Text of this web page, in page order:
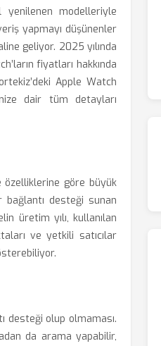
yenilenen modelleriyle
yapmayı düşünenler
geliyor. 2025 yılında
fiyatları hakkında
Apple Watch
dair tüm detayları
özelliklerine göre büyük
desteği sunan
üretim yılı, kullanılan
ve yetkili satıcılar
desteği olup olmaması.
da arama yapabilir,